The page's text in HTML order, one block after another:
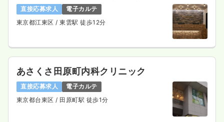
直接応募求人
電子カルテ
東京都江東区 / 東雲駅 徒歩12分
あさくさ田原町内科クリニック
直接応募求人
電子カルテ
東京都台東区 / 田原町駅 徒歩1分